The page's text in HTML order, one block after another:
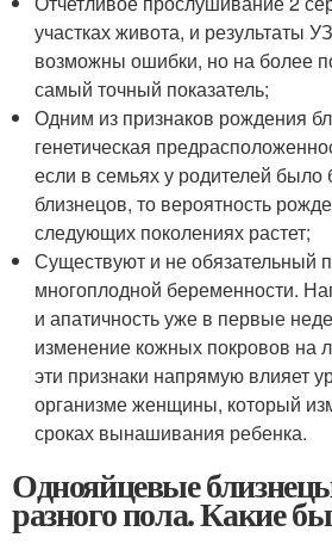
участках живота, и результаты
возможны ошибки, но на более
самый точный показатель;
Одним из признаков рождения
генетическая
если в семьях у родителей было
близнецов, то вероятность
следующих поколениях растет;
Существуют и не обязательный
многоплодной беременности.
и апатичность уже в первые
изменение кожных покровов на
эти признаки напрямую влияет
организме женщины, который
сроках вынашивания ребенка.
Однояйцевые
разного пола. Какие